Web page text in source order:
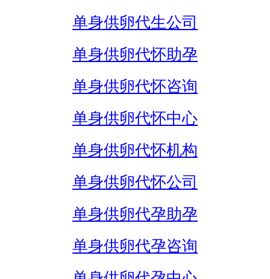
单身供卵代生公司
单身供卵代怀助孕
单身供卵代怀咨询
单身供卵代怀中心
单身供卵代怀机构
单身供卵代怀公司
单身供卵代孕助孕
单身供卵代孕咨询